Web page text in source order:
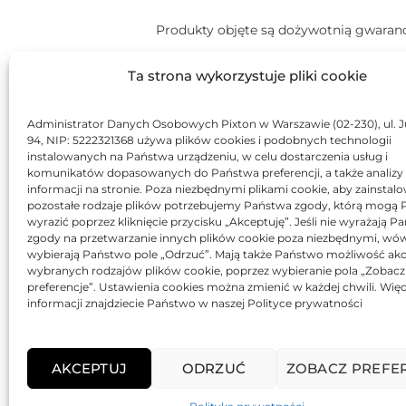
Ta strona wykorzystuje pliki cookie
Administrator Danych Osobowych Pixton w Warszawie (02-230), ul.
94, NIP: 5222321368 używa plików cookies i podobnych technologii
instalowanych na Państwa urządzeniu, w celu dostarczenia usług i
komunikatów dopasowanych do Państwa preferencji, a także analizy
informacji na stronie. Poza niezbędnymi plikami cookie, aby
pozostałe rodzaje plików potrzebujemy Państwa zgody, którą mogą
wyrazić poprzez kliknięcie przycisku „Akceptuję”. Jeśli nie wyrażają
zgody na przetwarzanie innych plików cookie poza niezbędnymi,
wybierają Państwo pole „Odrzuć”. Mają także Państwo możliwość
wybranych rodzajów plików cookie, poprzez wybieranie pola „Zobacz
preferencje”. Ustawienia cookies można zmienić w każdej chwili.
informacji znajdziecie Państwo w naszej Polityce prywatności
AKCEPTUJ ODRZUĆ ZOBACZ
Produkty objęte są dożywotnią
MOŻE SPODOBA SIĘ
BRAK
Toner JetWorld zamiennik
Lexmark 12S0400
186,20zł